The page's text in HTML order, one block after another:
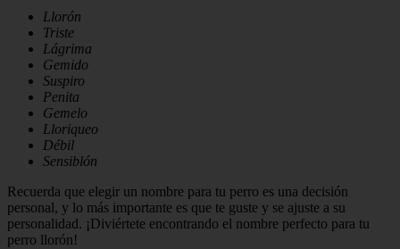
Llorón
Triste
Lágrima
Gemido
Suspiro
Penita
Gemelo
Lloriqueo
Débil
Sensiblón
Recuerda que elegir un nombre para tu perro es una decisión
personal, y lo más importante es que te guste y se ajuste a su
personalidad. ¡Diviértete encontrando el nombre perfecto para tu
perro llorón!